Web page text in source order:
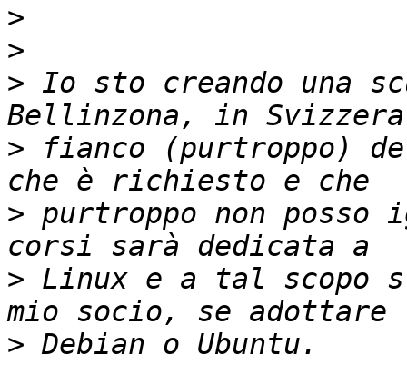
>
>
> Io sto creando una
> fianco (purtroppo)
> purtroppo non posso
> Linux e a tal scopo
>